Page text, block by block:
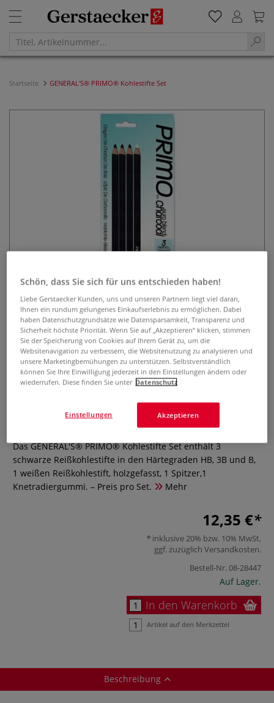
Startseite GENERAL'S® PRIMO® Kohlestifte Set
GENERAL'S® PRIMO® Kohlestifte
0 Bewertungen
Das GENERAL'S® PRIMO® Kohlestifte Set enthält 3
schwarze Reißkohlestifte in den Härtegraden HB, 3B und B,
1 weißen Reißkohlestift, holzgefasst, 1 Spitzer,1
Knetradiergummi. – Preis pro Set.
Mehr
12,35 €
inklusive 20% bzw. 10% MwSt,
ggf. zuzüglich Versandkosten.
Bestell-Nr.08-28447
Auf Lager.
In den Warenkorb
Artikel auf den Merkzettel
Beschreibung
Schön, dass Sie sich für uns entschieden haben!
Liebe Gerstaecker Kunden, uns und unseren Partnern liegt viel daran,
Ihnen ein rundum gelungenes Einkaufserlebnis zu ermöglichen. Dabei
haben Datenschutzgrundsätze wie Datensparsamkeit, Transparenz und
Sicherheit höchste Priorität. Wenn Sie auf „Akzeptieren“ klicken, stimmen
Sie der Speicherung von Cookies auf Ihrem Gerät zu, um die
Websitenavigation zu verbessern, die Websitenutzung zu analysieren und
unsere Marketingbemühungen zu unterstützen. Selbstverständlich
können Sie Ihre Einwilligung jederzeit in den Einstellungen ändern oder
wiederrufen. Diese finden Sie unter Datenschutz
Akzeptieren
Einstellungen